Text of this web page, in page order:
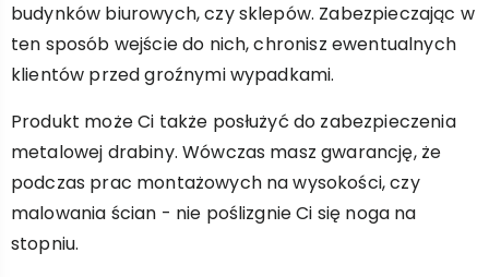
budynków biurowych, czy sklepów. Zabezpieczając w
ten sposób wejście do nich, chronisz ewentualnych
klientów przed groźnymi wypadkami.
Produkt może Ci także posłużyć do zabezpieczenia
metalowej drabiny. Wówczas masz gwarancję, że
podczas prac montażowych na wysokości, czy
malowania ścian - nie poślizgnie Ci się noga na
stopniu.